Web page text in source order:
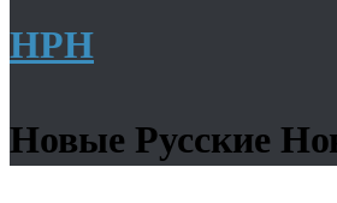
НРН
Новые Русские